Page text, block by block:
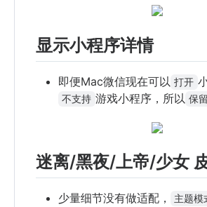
显示小程序详情
即便Mac微信现在可以 打开
不支持 游戏小程序，所以 保留
迷离/黑夜/上帝/少女
少量细节没有做适配， 主题